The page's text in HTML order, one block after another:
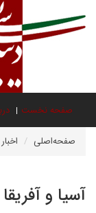
صفحه نخست
صفحه‌اصلی اخبار
آسیا و